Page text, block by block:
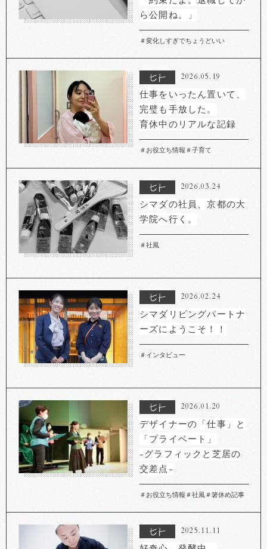
ら公開ね。」
＃変化しすぎでちょうどいい
2026.05.19
仕事をいったん置いて、
完璧も手放した。
育休中のリアルな記録
＃お役立ち情報 ＃子育て
2026.03.24
シマダの社員、京都の大
学院へ行く。
＃社風
2026.02.24
シマダリビングパートナ
ーズにようこそ！！
＃インタビュー
2026.01.20
デザイナーの「仕事」と
「プライベート」
-グラフィックと芝居の
交差点-
＃お役立ち情報 ＃社風＃箸休め記事
2025.11.11